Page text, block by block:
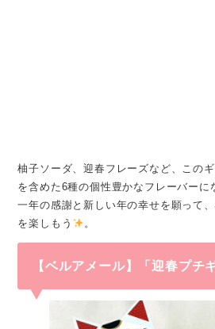
柚子ソーダ、迎春フレーズなど、この
を含めた6種の個性豊かなフレーバーに
一年の感謝と新しい年の幸せを願って
を楽しもう
。
【ベルアメール】「迎春プチ